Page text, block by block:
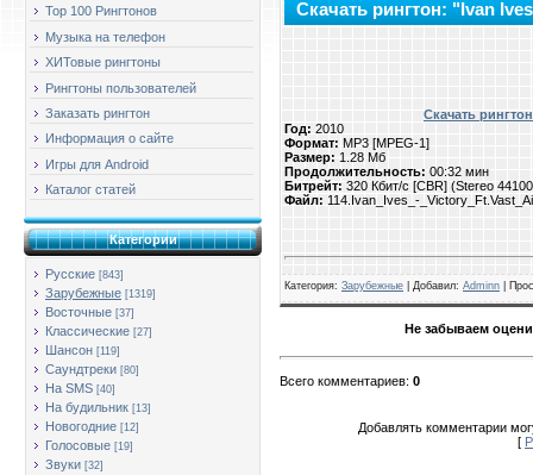
Top 100 Рингтонов
Музыка на телефон
ХИТовые рингтоны
Рингтоны пользователей
Заказать рингтон
Информация о сайте
Игры для Android
Каталог статей
Категории
Русские [843]
Зарубежные [1319]
Восточные [37]
Классические [27]
Шансон [119]
Саундтреки [80]
На SMS [40]
На будильник [13]
Новогодние [12]
Голосовые [19]
Звуки [32]
Скачать рингтон: "Ivan
Скачать
Год: 2010
Формат: MP3 [MPEG-1]
Размер: 1.28 Мб
Продолжительность: 00:32 мин
Битрейт: 320 Кбит/с [CBR] (Stereo
Файл: 114.Ivan_Ives_-
Категория: Зарубежные | Добавил: Adminn
Не забываем
Всего комментариев: 0
Добавлять комментарии
[